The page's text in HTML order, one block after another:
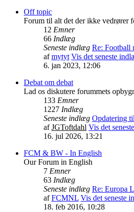
Off topic
Forum til alt det der ikke vedrører
12 Emner
66 Indlæg
Seneste indlæg Re: Football
afmytyt Vis det seneste
6. jan 2023, 12:06
Debat om debat
Lad os diskutere forummets
133 Emner
1227 Indlæg
Seneste indlæg Opdatering
afJGToftdahl Vis det
16. jul 2026, 13:21
FCM & BW - In English
Our Forum in English
7 Emner
63 Indlæg
Seneste indlæg Re: Europa
afFCMNL Vis det seneste
18. feb 2016, 10:28